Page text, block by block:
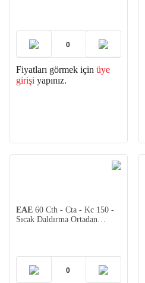
Fiyatları görmek için üye
girişi yapınız.
EAE 60 Cth - Cta - Kc 150 -
Sıcak Daldırma Ortadan